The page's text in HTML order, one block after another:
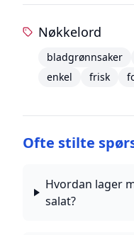
Nøkkelord
bladgrønnsaker
enkel
frisk
Ofte stilte
Hvordan lager
salat?